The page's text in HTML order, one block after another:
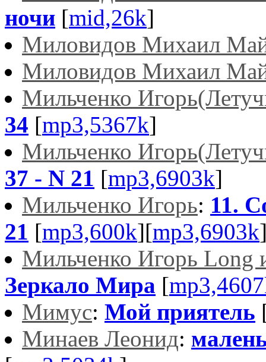
ночи [mid,26k]
Миловидов Михаил
Миловидов Михаил
Мильченко
34 [mp3,5367k]
Мильченко
37 - N 21 [mp3,6903k]
Мильченко Игорь: 11.
21 [mp3,600k][mp3,6903k
Мильченко Игорь
Зеркало Мира [
Мимус: Мой приятель
Минаев Леонид: